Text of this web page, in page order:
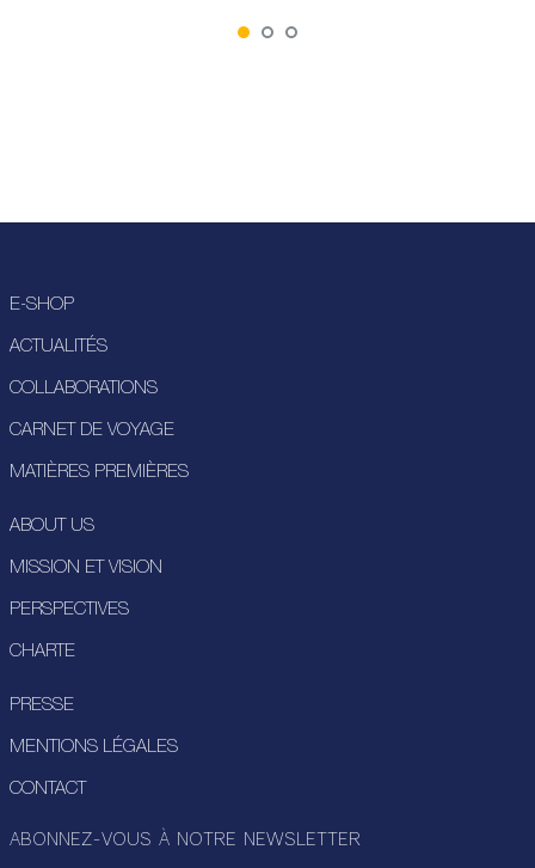
E-SHOP
ACTUALITÉS
COLLABORATIONS
CARNET DE VOYAGE
MATIÈRES PREMIÈRES
ABOUT US
MISSION ET VISION
PERSPECTIVES
CHARTE
PRESSE
MENTIONS LÉGALES
CONTACT
ABONNEZ-VOUS À NOTRE NEWSLETTER